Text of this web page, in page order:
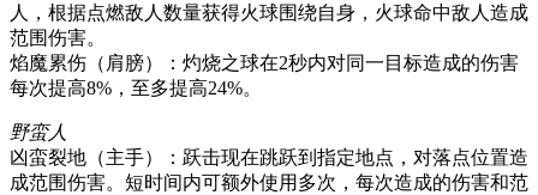
人，根据点燃敌人数量获得火球围绕自身，火球命中敌人造成
范围伤害。
焰魔累伤（肩膀）：灼烧之球在2秒内对同一目标造成的伤害
每次提高8%，至多提高24%。
野蛮人
凶蛮裂地（主手）：跃击现在跳跃到指定地点，对落点位置造
成范围伤害。短时间内可额外使用多次，每次造成的伤害和范